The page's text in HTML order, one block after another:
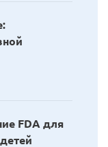
FDA для